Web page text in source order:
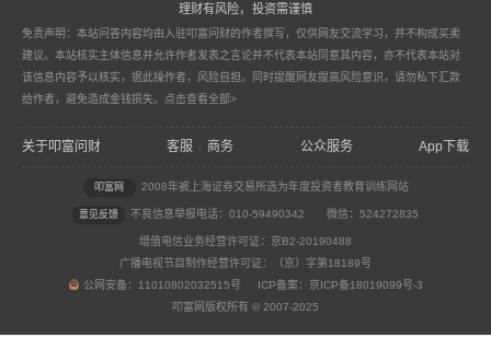
理财有风险，投资需谨慎
免责声明：本站问答内容均由入驻叩富问财的作者撰写，仅供网友交流学习，并不构成买卖
建议。本站核实主体信息并允许作者发表之言论并不代表本站同意其内容，亦不代表本站对
该信息内容予以核实，据此操作者，风险自担。同时提醒网友提高风险意识，请勿私下汇款
给作者，避免造成金钱损失。 点击查看全部>
关于叩富问财 客服 商务 公众服务 App下载
叩富网 2008年被上海证券交易所选为年度投资者教育训练网站
意见反馈 不良信息举报电话：010-59490342 微信：524272835
增值电信业务经营许可证：京B2-20190488
广播电视节目制作经营许可证：（京）字第18189号
公网安备：11010802032515号 ICP备案：京ICP备18019099号-3
叩富网版权所有 © 2007-2025